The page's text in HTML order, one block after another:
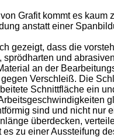
Grafit kommt es
anstatt einer
gezeigt, dass die
sprödharten und
an der
Verschleiß. Die
Schnittfläche ein
sind und nicht nur
überdecken,
zu einer Aussteifung